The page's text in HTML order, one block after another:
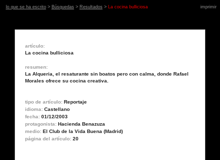
lo que se ha escrito> Búsquedas > Resultados > La cocina bulliciosa imprimir
artículo:
La cocina bulliciosa
resumen:
La Alqueria, el resaturante sin boatos pero con calma, donde Rafael
Morales ofrece su cocina creativa.
tipo de artículo: Reportaje
idioma: Castellano
fecha: 01/12/2003
protagonista: Hacienda Benazuza
medio: El Club de la Vida Buena (Madrid)
página del artículo: 20